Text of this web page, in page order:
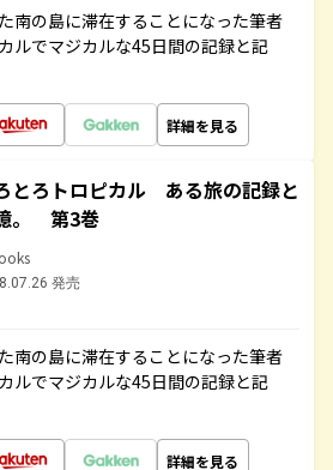
南の島に滞在することになった筆者
ルでマジカルな45日間の記録と記
詳細を見る
とろトロピカル ある旅の記録と
。 第3巻
発売
南の島に滞在することになった筆者
ルでマジカルな45日間の記録と記
詳細を見る